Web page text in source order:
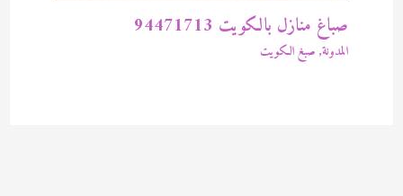
صباغ منازل بالكويت 94471713
المدونة, صبغ الكويت